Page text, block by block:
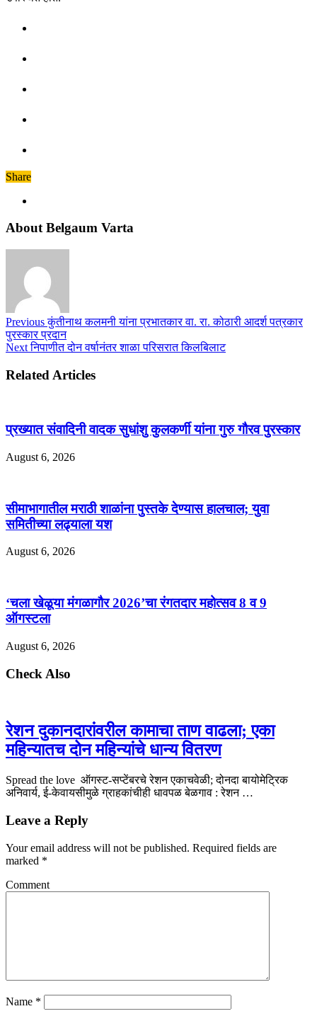
Share
About Belgaum Varta
Previousकुंतीनाथ कलमनी यांना प्रभातकार वा. रा. कोठारी आदर्श पत्रकार
पुरस्कार प्रदान
Nextनिपाणीत दोन वर्षानंतर शाळा परिसरात किलबिलाट
Related Articles
प्रख्यात संवादिनी वादक सुधांशु कुलकर्णी यांना गुरु गौरव पुरस्कार
August 6, 2026
सीमाभागातील मराठी शाळांना पुस्तके देण्यास हालचाल; युवा
समितीच्या लढ्याला यश
August 6, 2026
‘चला खेळूया मंगळागौर 2026’चा रंगतदार महोत्सव 8 व 9
ऑगस्टला
August 6, 2026
Check Also
रेशन दुकानदारांवरील कामाचा ताण वाढला; एका
महिन्यातच दोन महिन्यांचे धान्य वितरण
Spread the love ऑगस्ट-सप्टेंबरचे रेशन एकाचवेळी; दोनदा बायोमेट्रिक
अनिवार्य, ई-केवायसीमुळे ग्राहकांचीही धावपळ बेळगाव : रेशन …
Leave a Reply
Your email address will not be published. Required fields are
marked *
Comment
Name *